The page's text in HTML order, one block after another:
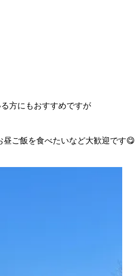
方にもおすすめですが
ご飯を食べたいなど大歓迎です😋